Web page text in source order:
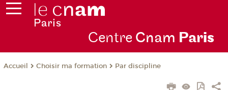
Centre Cnam Paris
Accueil Choisir ma formation Par discipline